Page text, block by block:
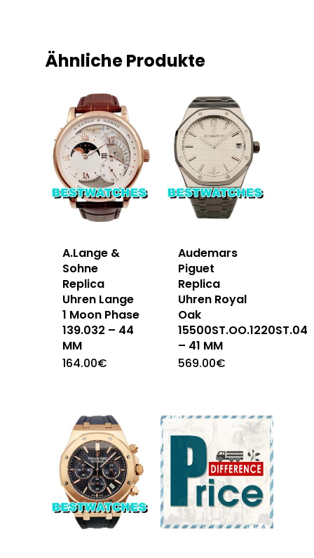
Ähnliche Produkte
A.Lange &
Sohne
Replica
Uhren Lange
1 Moon Phase
139.032 – 44
MM
164.00€
Audemars
Piguet
Replica
Uhren Royal
Oak
15500ST.OO.1220ST.04
– 41 MM
569.00€